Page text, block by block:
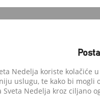
Nedelja koriste kolačiće
uslugu, te kako bi mogli
Nedelja kroz ciljano